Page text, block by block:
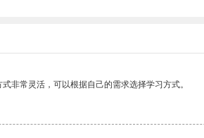
非常灵活，可以根据自己的需求选择学习方式。